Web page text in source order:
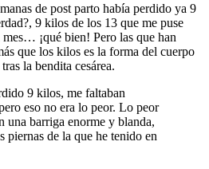
de post parto había perdido ya 9
9 kilos de los 13 que me puse
¡qué bien! Pero las que han
que los kilos es la forma del cuerpo
la bendita cesárea.
9 kilos, me faltaban
eso no era lo peor. Lo peor
una barriga enorme y blanda,
piernas de la que he tenido en